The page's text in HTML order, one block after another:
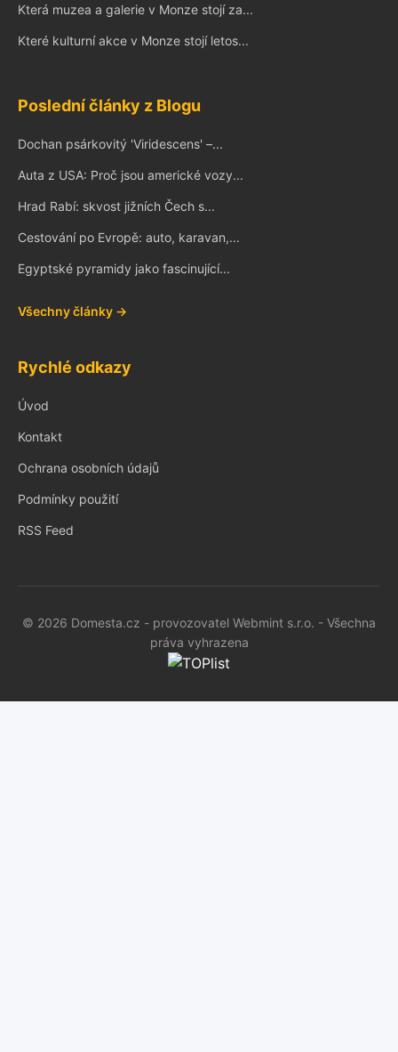
Která muzea a galerie v Monze stojí za...
Které kulturní akce v Monze stojí letos...
Poslední články z Blogu
Dochan psárkovitý 'Viridescens' –...
Auta z USA: Proč jsou americké vozy...
Hrad Rabí: skvost jižních Čech s...
Cestování po Evropě: auto, karavan,...
Egyptské pyramidy jako fascinující...
Všechny články →
Rychlé odkazy
Úvod
Kontakt
Ochrana osobních údajů
Podmínky použití
RSS Feed
© 2026 Domesta.cz - provozovatel Webmint s.r.o. - Všechna
práva vyhrazena